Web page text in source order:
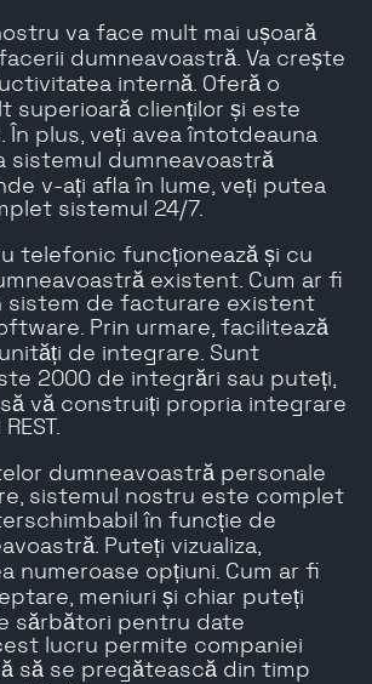
va face mult mai ușoară
dumneavoastră. Va crește
internă. Oferă o
superioară clienților și este
plus, veți avea întotdeauna
sistemul dumneavoastră
v-ați afla în lume, veți putea
sistemul 24/7.
telefonic funcționează și cu
existent. Cum ar fi
sistem de facturare existent
Prin urmare, facilitează
de integrare. Sunt
2000 de integrări sau puteți,
vă construiți propria integrare
dumneavoastră personale
sistemul nostru este complet
în funcție de
Puteți vizualiza,
numeroase opțiuni. Cum ar fi
meniuri și chiar puteți
sărbători pentru date
lucru permite companiei
să se pregătească din timp